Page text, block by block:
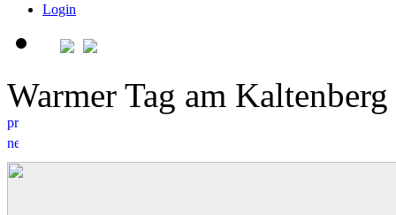
Login
Warmer Tag am